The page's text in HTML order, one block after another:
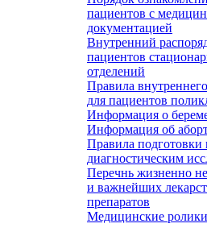
пациентов с
документацией
Внутренний
пациентов
отделений
Правила
для пациентов
Информация о
Информация об
Правила подготовки
диагностическим
Перечнь жизненно
и важнейших
препаратов
Медицинские ролики